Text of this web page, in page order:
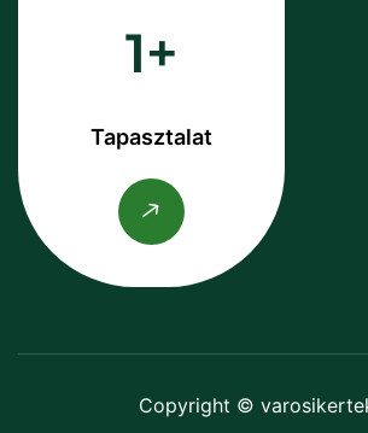
1
Tapasztalat
Copyright ©